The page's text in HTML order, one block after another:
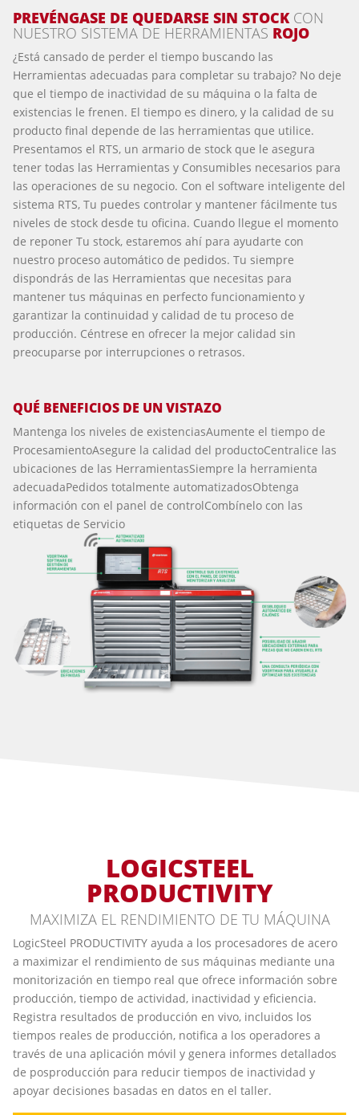
PREVÉNGASE DE QUEDARSE SIN STOCK CON
NUESTRO SISTEMA DE HERRAMIENTAS ROJO
¿Está cansado de perder el tiempo buscando las
Herramientas adecuadas para completar su trabajo? No deje
que el tiempo de inactividad de su máquina o la falta de
existencias le frenen. El tiempo es dinero, y la calidad de su
producto final depende de las herramientas que utilice.
Presentamos el RTS, un armario de stock que le asegura
tener todas las Herramientas y Consumibles necesarios para
las operaciones de su negocio. Con el software inteligente del
sistema RTS, Tu puedes controlar y mantener fácilmente tus
niveles de stock desde tu oficina. Cuando llegue el momento
de reponer Tu stock, estaremos ahí para ayudarte con
nuestro proceso automático de pedidos. Tu siempre
dispondrás de las Herramientas que necesitas para
mantener tus máquinas en perfecto funcionamiento y
garantizar la continuidad y calidad de tu proceso de
producción. Céntrese en ofrecer la mejor calidad sin
preocuparse por interrupciones o retrasos.
QUÉ BENEFICIOS DE UN VISTAZO
Mantenga los niveles de existenciasAumente el tiempo de
ProcesamientoAsegure la calidad del productoCentralice las
ubicaciones de las HerramientasSiempre la herramienta
adecuadaPedidos totalmente automatizadosObtenga
información con el panel de controlCombínelo con las
etiquetas de Servicio
LOGICSTEEL
PRODUCTIVITY
MAXIMIZA EL RENDIMIENTO DE TU MÁQUINA
LogicSteel PRODUCTIVITY ayuda a los procesadores de acero
a maximizar el rendimiento de sus máquinas mediante una
monitorización en tiempo real que ofrece información sobre
producción, tiempo de actividad, inactividad y eficiencia.
Registra resultados de producción en vivo, incluidos los
tiempos reales de producción, notifica a los operadores a
través de una aplicación móvil y genera informes detallados
de posproducción para reducir tiempos de inactividad y
apoyar decisiones basadas en datos en el taller.